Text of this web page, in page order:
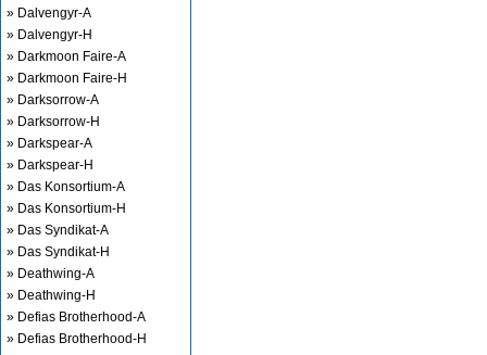
» Dalvengyr-A
» Dalvengyr-H
» Darkmoon Faire-A
» Darkmoon Faire-H
» Darksorrow-A
» Darksorrow-H
» Darkspear-A
» Darkspear-H
» Das Konsortium-A
» Das Konsortium-H
» Das Syndikat-A
» Das Syndikat-H
» Deathwing-A
» Deathwing-H
» Defias Brotherhood-A
» Defias Brotherhood-H